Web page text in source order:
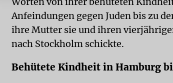
Anfeindungen gegen Juden bis zu
ihre Mutter sie und ihren
nach Stockholm schickte.
Behütete Kindheit in Hamburg